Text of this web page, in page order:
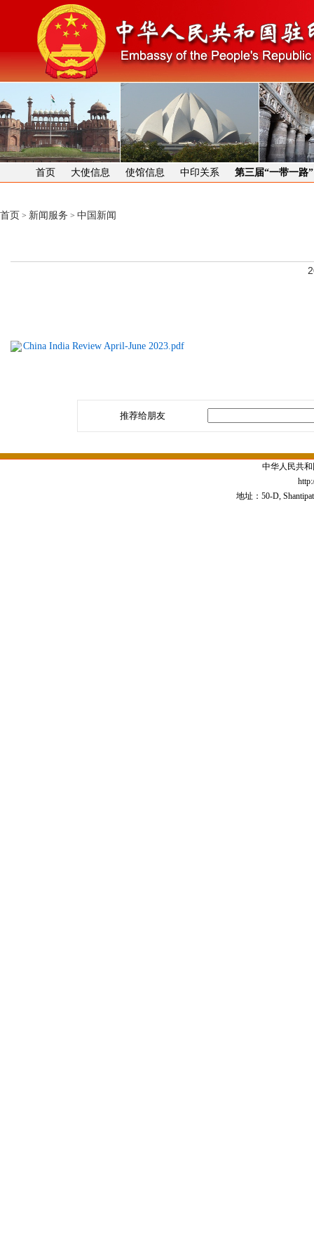
首页 大使信息 使馆信息 中印关系 第三届“一带一路
首页 > 新闻服务 > 中国新闻
China India Review April-June 2023.pdf
推荐给朋友
中华人民共
地址：50-D,